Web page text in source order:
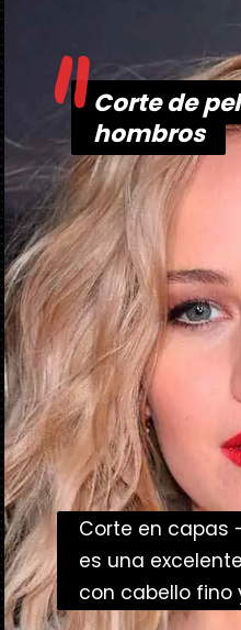
Corte en capas
es una
con cabello fino
Corte en capas
es una
con cabello fino
Corte de
hombros
Corte de
hombros
"